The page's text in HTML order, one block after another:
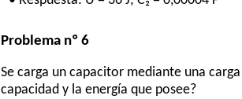
Problema nº 6
Se carga un capacitor mediante una
capacidad y la energía que posee?